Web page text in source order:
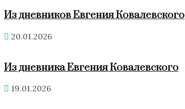
Из дневников Евгения Ковалевского
20.01.2026
Из дневника Евгения Ковалевского
19.01.2026